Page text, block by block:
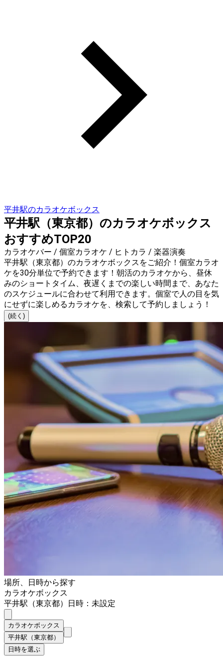
平井駅のカラオケボックス
平井駅（東京都）のカラオケボックス
おすすめTOP20
カラオケバー / 個室カラオケ / ヒトカラ / 楽器演奏
平井駅（東京都）のカラオケボックスをご紹介！個室カラオ
ケを30分単位で予約できます！朝活のカラオケから、昼休
みのショートタイム、夜遅くまでの楽しい時間まで、あなた
のスケジュールに合わせて利用できます。個室で人の目を気
にせずに楽しめるカラオケを、検索して予約しましょう！
(続く)
場所、日時から探す
カラオケボックス
平井駅（東京都）
日時：未設定
カラオケボックス
平井駅（東京都）
日時を選ぶ